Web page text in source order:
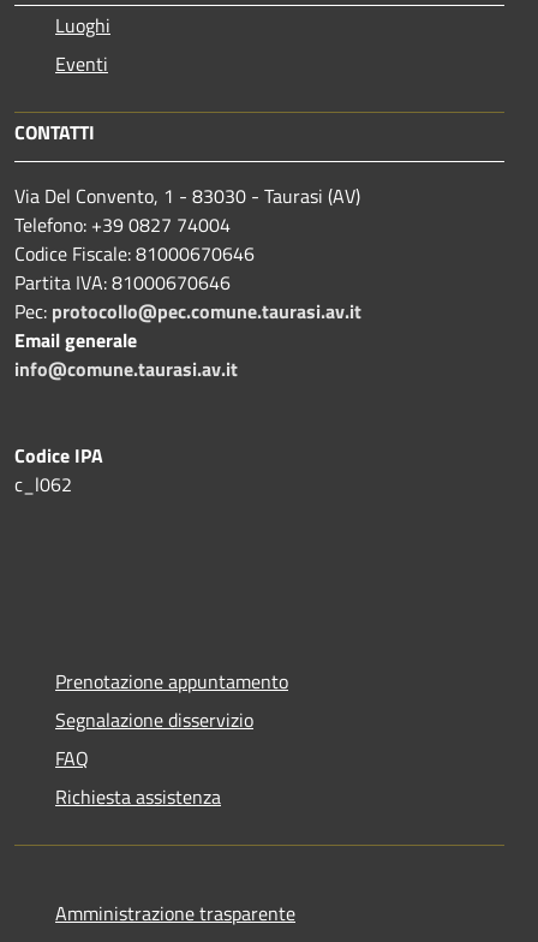
Luoghi
Eventi
CONTATTI
Via Del Convento, 1 - 83030 - Taurasi (AV)
Telefono: +39 0827 74004
Codice Fiscale: 81000670646
Partita IVA: 81000670646
Pec: protocollo@pec.comune.taurasi.av.it
Email generale
info@comune.taurasi.av.it
Codice IPA
c_l062
Prenotazione appuntamento
Segnalazione disservizio
FAQ
Richiesta assistenza
Amministrazione trasparente